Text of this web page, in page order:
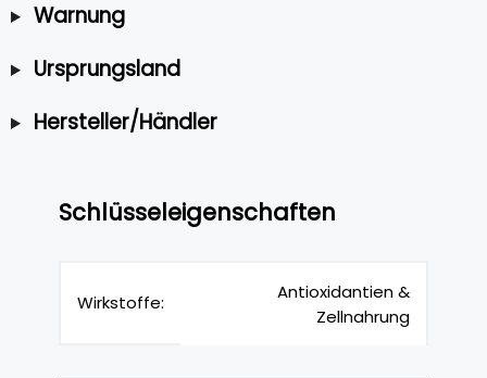
Warnung
Ursprungsland
Hersteller/Händler
Schlüsseleigenschaften
Wirkstoffe:
Antioxidantien &
Zellnahrung